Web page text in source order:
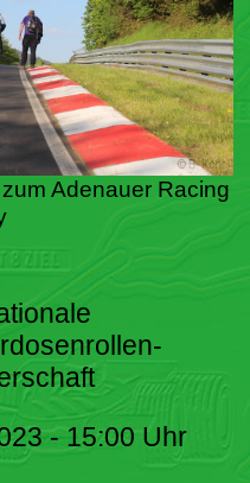
Adenauer Racing
- 15:00 Uhr